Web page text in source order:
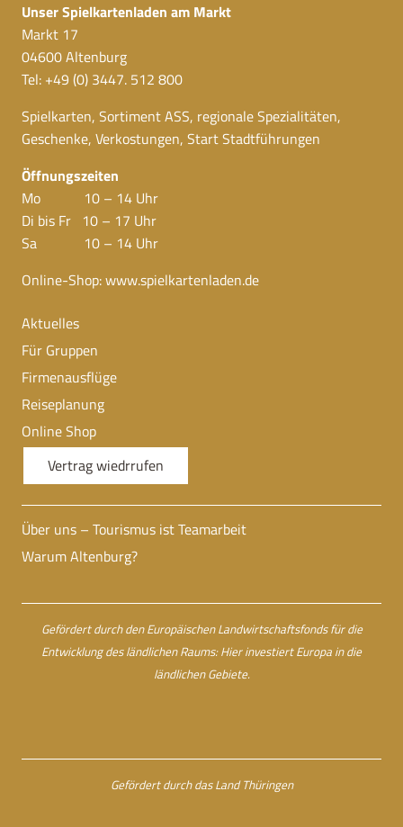
Unser Spielkartenladen am Markt
Markt 17
04600 Altenburg
Tel: +49 (0) 3447. 512 800
Spielkarten, Sortiment ASS, regionale Spezialitäten,
Geschenke, Verkostungen, Start Stadtführungen
Öffnungszeiten
Mo 10 – 14 Uhr
Di bis Fr 10 – 17 Uhr
Sa 10 – 14 Uhr
Online-Shop:www.spielkartenladen.de
Aktuelles
Für Gruppen
Firmenausflüge
Reiseplanung
Online Shop
Vertrag wiedrrufen
Über uns – Tourismus ist Teamarbeit
Warum Altenburg?
Gefördert durch den Europäischen Landwirtschaftsfonds für die
Entwicklung des ländlichen Raums: Hier investiert Europa in die
ländlichen Gebiete.
Gefördert durch das Land Thüringen